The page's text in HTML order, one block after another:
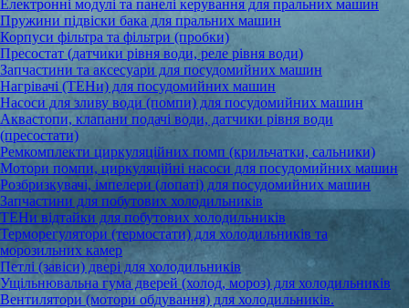
Електронні модулі та панелі керування для пральних машин
Пружини підвіски бака для пральних машин
Корпуси фільтра та фільтри (пробки)
Пресостат (датчики рівня води, реле рівня води)
Запчастини та аксесуари для посудомийних машин
Нагрівачі (ТЕНи) для посудомийних машин
Насоси для зливу води (помпи) для посудомийних машин
Аквастопи, клапани подачі води, датчики рівня води
(пресостати)
Ремкомплекти циркуляційних помп (крильчатки, сальники)
Мотори помпи, циркуляційні насоси для посудомийних машин
Розбризкувачі, імпелери (лопаті) для посудомийних машин
Запчастини для побутових холодильників
ТЕНи відтайки для побутових холодильників
Терморегулятори (термостати) для холодильників та
морозильних камер
Петлі (завіси) двері для холодильників
Ущільнювальна гума дверей (холод, мороз) для холодильників
Вентилятори (мотори обдування) для холодильників.